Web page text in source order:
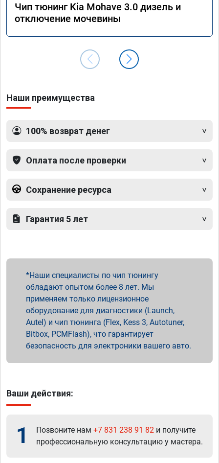
Чип тюнинг Kia Mohave 3.0 дизель и
отключение мочевины
Наши преимущества
100% возврат денег
Оплата после проверки
Сохранение ресурса
Гарантия 5 лет
Наши специалисты по чип тюнингу
обладают опытом более 8 лет. Мы
применяем только лицензионное
оборудование для диагностики (Launch,
Autel) и чип тюнинга (Flex, Kess 3, Autotuner,
Bitbox, PCMFlash), что гарантирует
безопасность для электроники вашего авто.
Ваши действия:
1 Позвоните нам +7 831 238 91 82 и получите
профессиональную консультацию у мастера.